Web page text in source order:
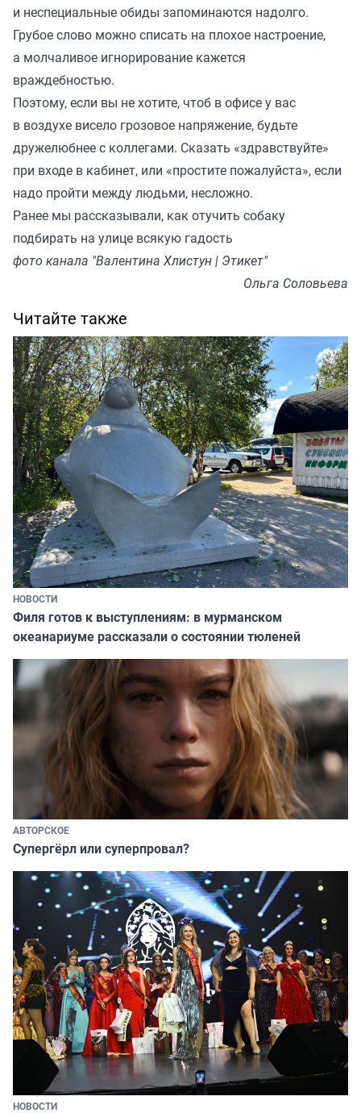
и неспециальные обиды запоминаются надолго.
Грубое слово можно списать на плохое настроение,
а молчаливое игнорирование кажется
враждебностью.
Поэтому, если вы не хотите, чтоб в офисе у вас
в воздухе висело грозовое напряжение, будьте
дружелюбнее с коллегами. Сказать «здравствуйте»
при входе в кабинет, или «простите пожалуйста», если
надо пройти между людьми, несложно.
Ранее мы рассказывали, как отучить собаку
подбирать на улице всякую гадость
фото канала "Валентина Хлистун | Этикет"
Ольга Соловьева
Читайте также
НОВОСТИ
Филя готов к выступлениям: в мурманском
океанариуме рассказали о состоянии тюленей
АВТОРСКОЕ
Супергёрл или суперпровал?
НОВОСТИ